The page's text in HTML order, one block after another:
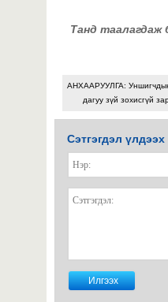
Танд таалагдаж
АНХААРУУЛГА:
дагуу зүй зохисгүй
Сэтгэгдэл үлдээх